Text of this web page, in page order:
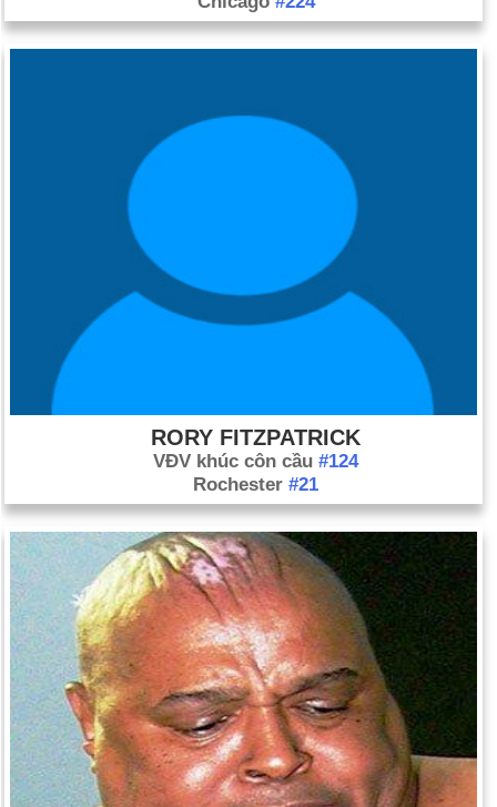
RORY FITZPATRICK
VĐV khúc côn cầu #124
Rochester #21